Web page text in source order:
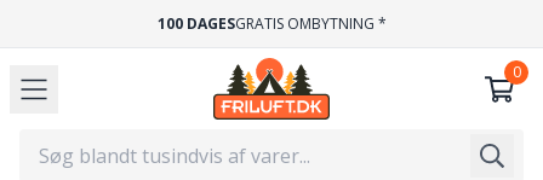
100 DAGESGRATIS OMBYTNING *